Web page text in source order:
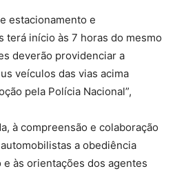
estacionamento e
terá início às 7 horas do mesmo
deverão providenciar a
veículos das vias acima
pela Polícia Nacional”,
à compreensão e colaboração
a obediência
às orientações dos agentes